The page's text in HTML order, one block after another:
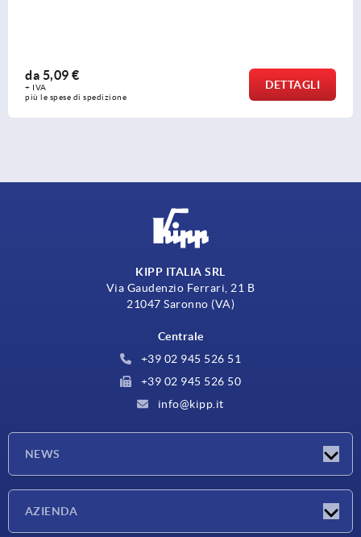
da 5,61 €
+ IVA
più le spese di spedizione
DETTAGLI
KIPP ITALIA SRL
Via Gaudenzio Ferrari, 21 B
21047 Saronno (VA)
Centrale
+39 02 945 526 51
+39 02 945 526 50
info@kipp.it
NEWS
AZIENDA